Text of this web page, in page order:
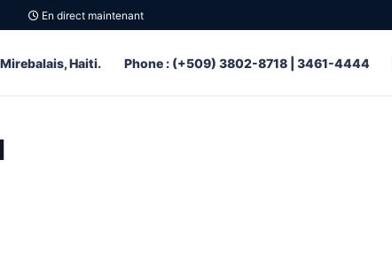
En direct maintenant
Haiti. Phone : (+509) 3802-8718 | 3461-4444